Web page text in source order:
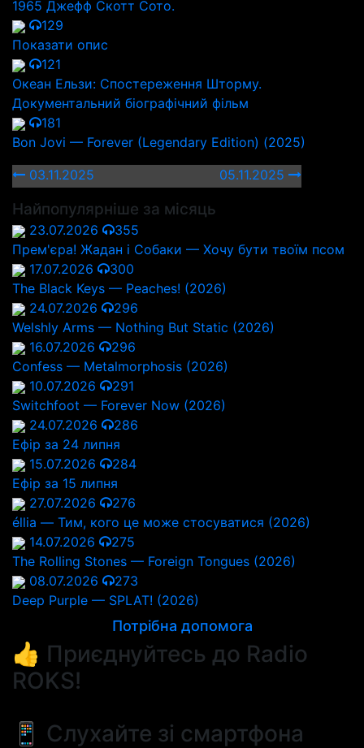
1965 Джефф Скотт Сото.
129
Показати опис
121
Океан Ельзи: Спостереження Шторму.
Документальний біографічний фільм
181
Bon Jovi — Forever (Legendary Edition) (2025)
03.11.2025
05.11.2025
Найпопулярніше за місяць
23.07.2026
355
Прем'єра! Жадан і Собаки — Хочу бути твоїм псом
17.07.2026
300
The Black Keys — Peaches! (2026)
24.07.2026
296
Welshly Arms — Nothing But Static (2026)
16.07.2026
296
Confess — Metalmorphosis (2026)
10.07.2026
291
Switchfoot — Forever Now (2026)
24.07.2026
286
Ефір за 24 липня
15.07.2026
284
Ефір за 15 липня
27.07.2026
276
éllia — Тим, кого це може стосуватися (2026)
14.07.2026
275
The Rolling Stones — Foreign Tongues (2026)
08.07.2026
273
Deep Purple — SPLAT! (2026)
Потрібна допомога
👍 Приєднуйтесь до Radio
ROKS!
📱 Слухайте зі смартфона